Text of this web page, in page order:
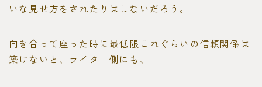
いな見せ方をされたりはしないだろう。
向き合って座った時に最低限これぐらいの信頼関係は
築けないと、ライター側にも、